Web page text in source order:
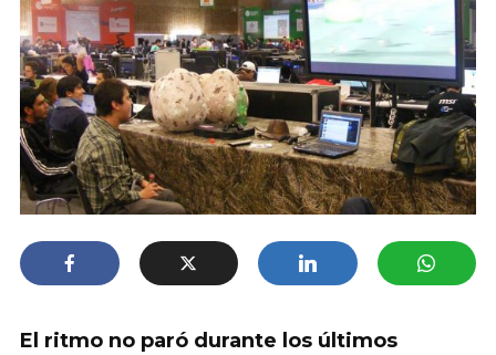
El ritmo no paró durante los últimos